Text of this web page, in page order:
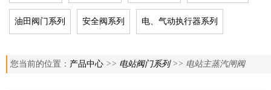
油田阀门系列 安全阀系列 电、气动执行器系列
您当前的位置： 产品中心 >> 电站阀门系列>> 电站主蒸汽闸阀